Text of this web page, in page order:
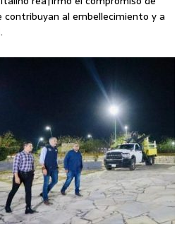
al embellecimiento y a